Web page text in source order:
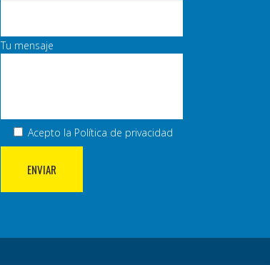
Tu mensaje
Acepto la Política de privacidad